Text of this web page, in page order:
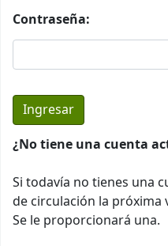
Contraseña:
¿No tiene una cuenta
Si todavía no tienes una
de circulación la próxima
Se le proporcionará una.